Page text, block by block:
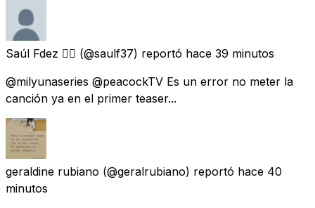
Saúl Fdez 🏳️‍🌈 (@saulf37) reportó hace 39 minutos
@milyunaseries @peacockTV Es un error no meter la
canción ya en el primer teaser...
geraldine rubiano (@geralrubiano) reportó hace 40
minutos